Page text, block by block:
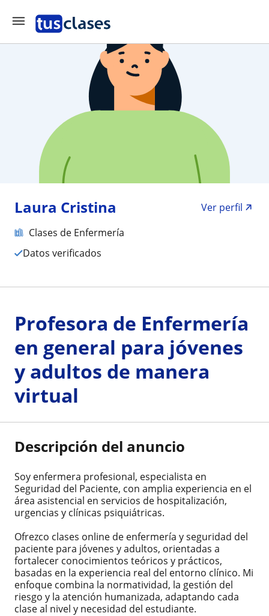
Laura Cristina
Ver perfil
Clases de Enfermería
Datos verificados
Profesora de Enfermería
en general para jóvenes
y adultos de manera
virtual
Descripción del anuncio
Soy enfermera profesional, especialista en
Seguridad del Paciente, con amplia experiencia en el
área asistencial en servicios de hospitalización,
urgencias y clínicas psiquiátricas.
Ofrezco clases online de enfermería y seguridad del
paciente para jóvenes y adultos, orientadas a
fortalecer conocimientos teóricos y prácticos,
basadas en la experiencia real del entorno clínico. Mi
enfoque combina la normatividad, la gestión del
riesgo y la atención humanizada, adaptando cada
clase al nivel y necesidad del estudiante.